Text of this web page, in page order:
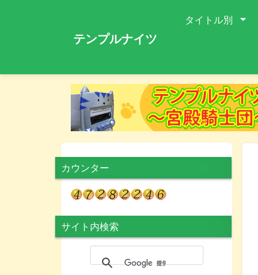
テンプルナイツ
タイトル別
カウンター
サイト内検索